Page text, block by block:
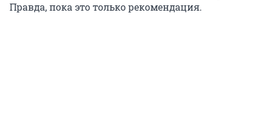
Правда, пока это только рекомендация.